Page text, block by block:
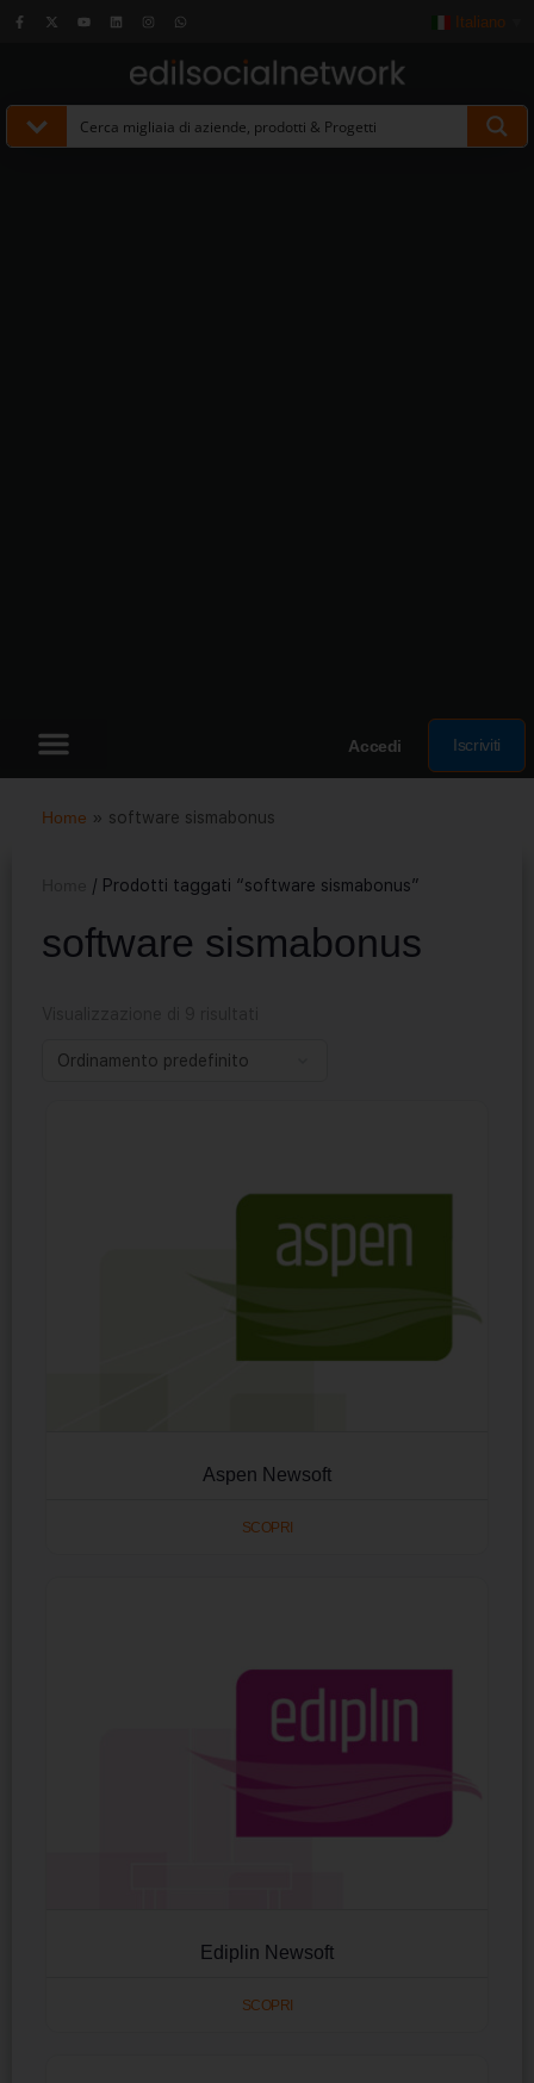
Italiano
Accedi Iscriviti
Home » software sismabonus
/ Prodotti taggati “software sismabonus”
software sismabonus
Aspen Newsoft
SCOPRI
Ediplin Newsoft
SCOPRI